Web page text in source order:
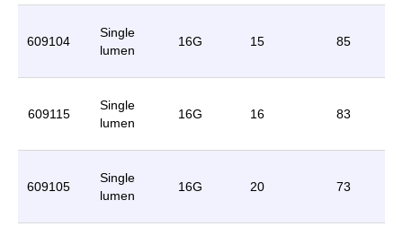
609104
Single
lumen
16G 15 85
609115
Single
lumen
16G 16 83
609105
Single
lumen
16G 20 73